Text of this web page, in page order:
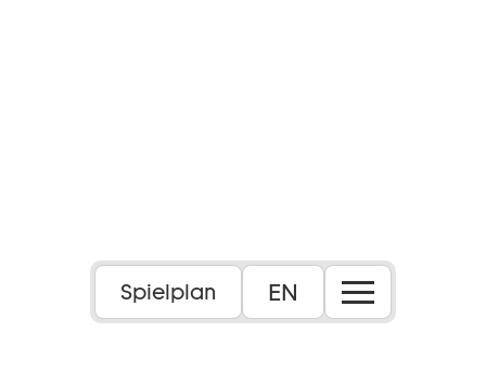
Spielplan EN